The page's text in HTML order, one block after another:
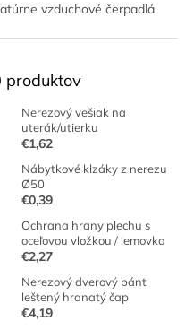
vzduchové čerpadlá
produktov
Nerezový vešiak na
uterák/utierku
€1,62
Nábytkové klzáky z nerezu
Ø50
€0,39
Ochrana hrany plechu s
oceľovou vložkou / lemovka
€2,27
Nerezový dverový pánt
leštený hranatý čap
€4,19